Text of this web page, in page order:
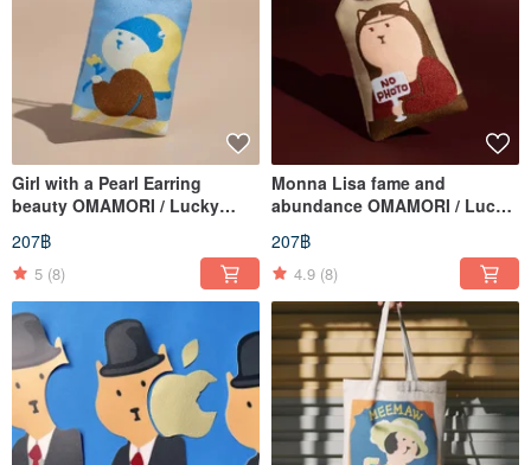
Girl with a Pearl Earring
beauty OMAMORI / Lucky
Charm
207฿
5 (8)
Monna Lisa fame and
abundance OMAMORI / Lucky
Charm
207฿
4.9 (8)